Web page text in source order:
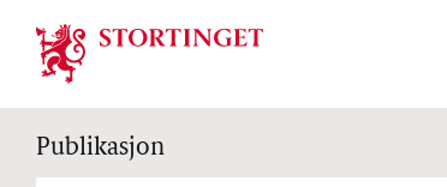
Stortinget.no
Publikasjon